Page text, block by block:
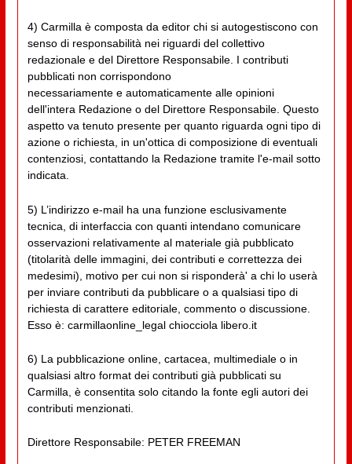
4) Carmilla è composta da editor chi si autogestiscono con
senso di responsabilità nei riguardi del collettivo
redazionale e del Direttore Responsabile. I contributi
pubblicati non corrispondono
necessariamente e automaticamente alle opinioni
dell'intera Redazione o del Direttore Responsabile. Questo
aspetto va tenuto presente per quanto riguarda ogni tipo di
azione o richiesta, in un'ottica di composizione di eventuali
contenziosi, contattando la Redazione tramite l'e-mail sotto
indicata.
5) L’indirizzo e-mail ha una funzione esclusivamente
tecnica, di interfaccia con quanti intendano comunicare
osservazioni relativamente al materiale già pubblicato
(titolarità delle immagini, dei contributi e correttezza dei
medesimi), motivo per cui non si risponderà' a chi lo userà
per inviare contributi da pubblicare o a qualsiasi tipo di
richiesta di carattere editoriale, commento o discussione.
Esso è: carmillaonline_legal chiocciola libero.it
6) La pubblicazione online, cartacea, multimediale o in
qualsiasi altro format dei contributi già pubblicati su
Carmilla, è consentita solo citando la fonte egli autori dei
contributi menzionati.
Direttore Responsabile: PETER FREEMAN